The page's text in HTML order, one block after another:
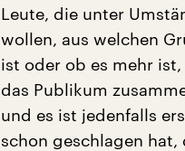
Leute, die unter
wollen, aus welchen
ist oder ob es mehr
das Publikum
und es ist jedenfalls
schon geschlagen